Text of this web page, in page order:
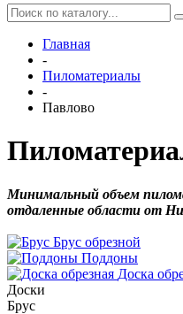
Главная
-
Пиломатериалы
-
Павлово
Минимальный объем
отдаленные области от
Брус обрезной
Поддоны
Доска
Доски
Брус